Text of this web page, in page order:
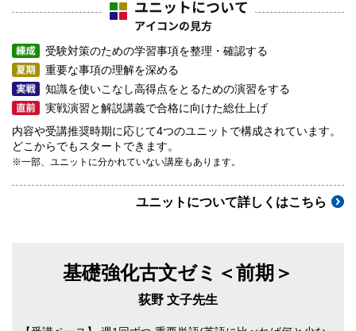
受験対策のための学習事項を整理・確認する
重要な事項の理解を深める
知識を使いこなし高得点をとるための演習をする
実戦演習と解説講義で合格に向けた総仕上げ
内容や受講推奨時期に応じて4つのユニットで構成されています。
どこからでもスタートできます。
※一部、ユニットに分かれていない講座もあります。
ユニットについて詳しくはこちら
基礎強化古文ゼミ＜前期＞
荻野 文子先生